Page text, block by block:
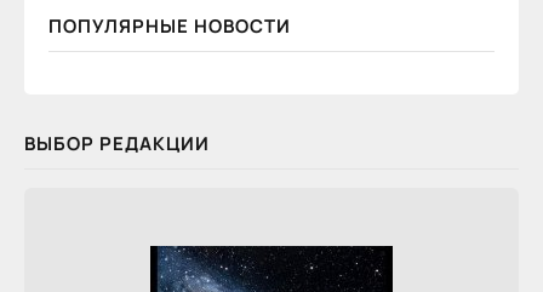
ПОПУЛЯРНЫЕ НОВОСТИ
ВЫБОР РЕДАКЦИИ